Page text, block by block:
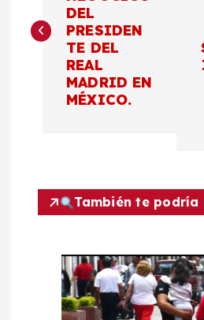
v
c
DEL
PRESIDEN
TE DEL
REAL
MADRID EN
MÉXICO.
También te podría